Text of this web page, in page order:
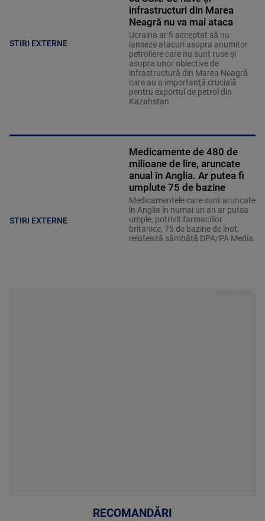
STIRI EXTERNE
infrastructuri din Marea
Neagră nu va mai ataca
Ucraina ar fi acceptat să nu
lanseze atacuri asupra anumitor
petroliere care nu sunt ruse şi
asupra unor obiective de
infrastructură din Marea Neagră
care au o importanţă crucială
pentru exportul de petrol din
Kazahstan.
STIRI EXTERNE
Medicamente de 480 de
milioane de lire, aruncate
anual în Anglia. Ar putea fi
umplute 75 de bazine
Medicamentele care sunt aruncate
în Anglia în numai un an ar putea
umple, potrivit farmaciilor
britanice, 75 de bazine de înot,
relatează sâmbătă DPA/PA Media.
RECOMANDĂRI